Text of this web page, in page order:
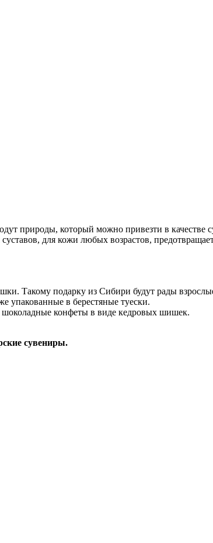
природы, который можно привезти в качестве
для кожи любых возрастов,
Такому подарку из Сибири будут рады
упакованные в берестяные туески.
шоколадные конфеты в виде кедровых шишек.